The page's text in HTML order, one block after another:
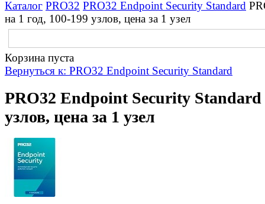
Каталог PRO32 PRO32 Endpoint Security Standard
на 1 год, 100-199 узлов, цена за 1 узел
Корзина пуста
Вернуться к: PRO32 Endpoint Security Standard
PRO32 Endpoint Security Standard
узлов, цена за 1 узел